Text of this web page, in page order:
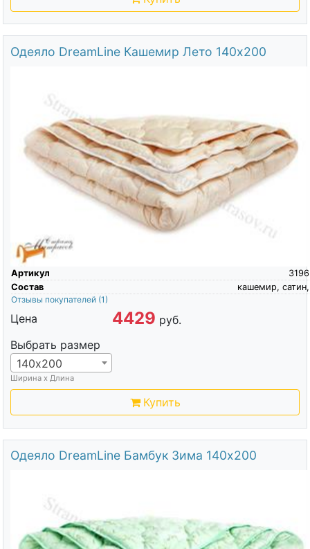
Одеяло DreamLine Кашемир Лето 140х200
Артикул
3196
Состав
кашемир, сатин,
Отзывы покупателей (1)
Цена 4429 руб.
Выбрать размер
140х200
Ширина х Длина
Купить
Одеяло DreamLine Бамбук Зима 140х200